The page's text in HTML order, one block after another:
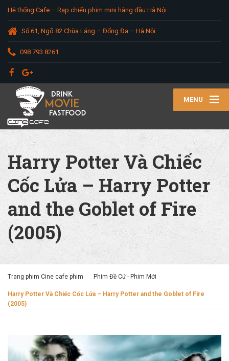
Hệ thống Cafe – Rạp chiếu phim mini hàng đầu Hà Nội
Số 61, Ngõ 82 Chùa Láng – Đống Đa – Hà Nội
098 793 8261
MENU
Harry Potter Và Chiếc
Cốc Lửa – Harry Potter
and the Goblet of Fire
(2005)
Trang phim Cine cafe phim Phim Đề Cử - Phim Mới
Harry Potter Và Chiếc Cốc Lửa – Harry Potter and the Goblet of Fire
(2005)